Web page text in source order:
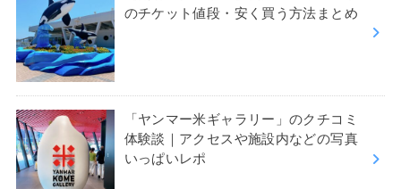
のチケット値段・安く買う方法まとめ
「ヤンマー米ギャラリー」のクチコミ
体験談｜アクセスや施設内などの写真
いっぱいレポ